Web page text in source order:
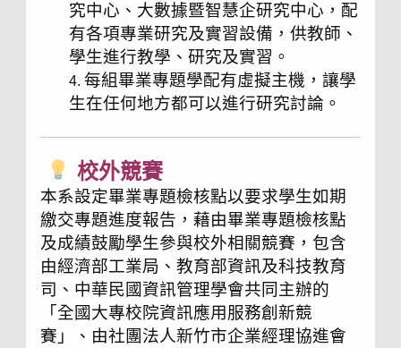
究中心、大數據暨智慧企研究中心，配
有各項專業研究及實習設備，供教師、
學生進行教學、研究及實習。
每組畢業專題學配有虛擬主機，讓學
生在任何地方都可以進行研究討論。
校外競賽
本系設定畢業專題檢核點以要求學生如期
繳交專題進度報告，藉由畢業專題檢核點
及成績鼓勵學生參與校外相關競賽，包含
由經濟部工業局、教育部資訊及科技教育
司、中華民國資訊管理學會共同主辦的
「全國大專校院資訊應用服務創新競
賽」、由社團法人新竹市企業經理協進會